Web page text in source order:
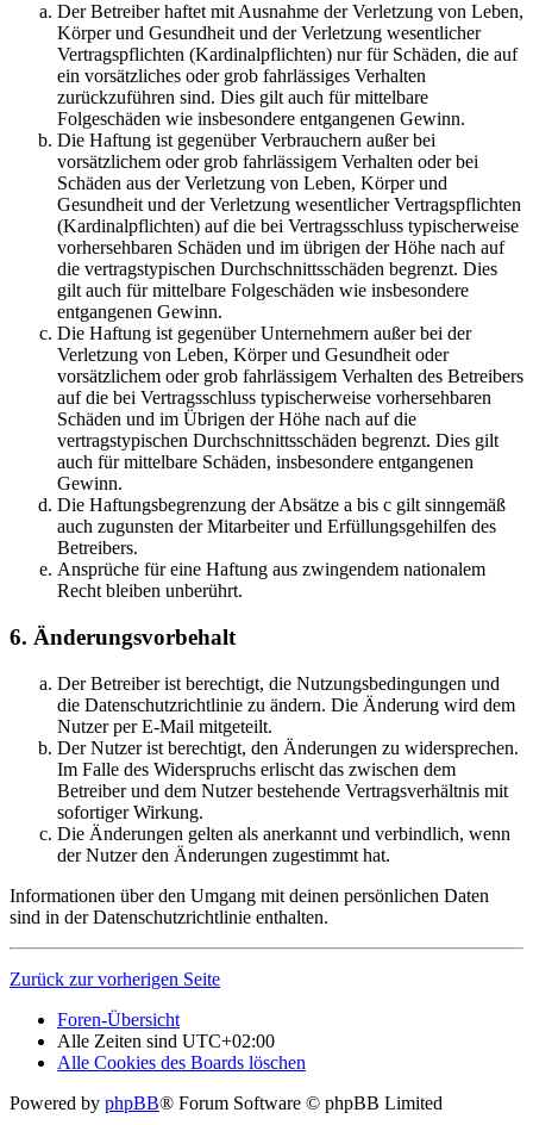
Der Betreiber haftet mit Ausnahme der Verletzung von Leben,
Körper und Gesundheit und der Verletzung wesentlicher
Vertragspflichten (Kardinalpflichten) nur für Schäden, die auf
ein vorsätzliches oder grob fahrlässiges Verhalten
zurückzuführen sind. Dies gilt auch für mittelbare
Folgeschäden wie insbesondere entgangenen Gewinn.
Die Haftung ist gegenüber Verbrauchern außer bei
vorsätzlichem oder grob fahrlässigem Verhalten oder bei
Schäden aus der Verletzung von Leben, Körper und
Gesundheit und der Verletzung wesentlicher Vertragspflichten
(Kardinalpflichten) auf die bei Vertragsschluss typischerweise
vorhersehbaren Schäden und im übrigen der Höhe nach auf
die vertragstypischen Durchschnittsschäden begrenzt. Dies
gilt auch für mittelbare Folgeschäden wie insbesondere
entgangenen Gewinn.
Die Haftung ist gegenüber Unternehmern außer bei der
Verletzung von Leben, Körper und Gesundheit oder
vorsätzlichem oder grob fahrlässigem Verhalten des Betreibers
auf die bei Vertragsschluss typischerweise vorhersehbaren
Schäden und im Übrigen der Höhe nach auf die
vertragstypischen Durchschnittsschäden begrenzt. Dies gilt
auch für mittelbare Schäden, insbesondere entgangenen
Gewinn.
Die Haftungsbegrenzung der Absätze a bis c gilt sinngemäß
auch zugunsten der Mitarbeiter und Erfüllungsgehilfen des
Betreibers.
Ansprüche für eine Haftung aus zwingendem nationalem
Recht bleiben unberührt.
6. Änderungsvorbehalt
Der Betreiber ist berechtigt, die Nutzungsbedingungen und
die Datenschutzrichtlinie zu ändern. Die Änderung wird dem
Nutzer per E-Mail mitgeteilt.
Der Nutzer ist berechtigt, den Änderungen zu widersprechen.
Im Falle des Widerspruchs erlischt das zwischen dem
Betreiber und dem Nutzer bestehende Vertragsverhältnis mit
sofortiger Wirkung.
Die Änderungen gelten als anerkannt und verbindlich, wenn
der Nutzer den Änderungen zugestimmt hat.
Informationen über den Umgang mit deinen persönlichen Daten
sind in der Datenschutzrichtlinie enthalten.
Zurück zur vorherigen Seite
Foren-Übersicht
Alle Zeiten sind UTC+02:00
Alle Cookies des Boards löschen
Powered by phpBB® Forum Software © phpBB Limited